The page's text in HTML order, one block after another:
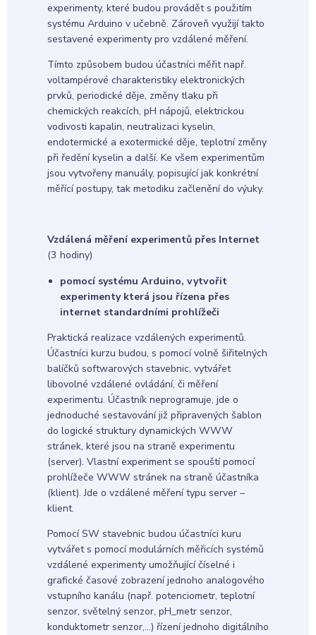
experimenty, které budou provádět s použitím
systému Arduino v učebně. Zároveň využijí takto
sestavené experimenty pro vzdálené měření.
Tímto způsobem budou účastníci měřit např.
voltampérové charakteristiky elektronických
prvků, periodické děje, změny tlaku při
chemických reakcích, pH nápojů, elektrickou
vodivosti kapalin, neutralizaci kyselin,
endotermické a exotermické děje, teplotní změny
při ředění kyselin a další. Ke všem experimentům
jsou vytvořeny manuály, popisující jak konkrétní
měřící postupy, tak metodiku začlenění do výuky.
Vzdálená měření experimentů přes Internet
(3 hodiny)
pomocí systému Arduino, vytvořit
experimenty která jsou řízena přes
internet standardními prohlížeči
Praktická realizace vzdálených experimentů.
Účastníci kurzu budou, s pomocí volně šiřitelných
balíčků softwarových stavebnic, vytvářet
libovolné vzdálené ovládání, či měření
experimentu. Účastník neprogramuje, jde o
jednoduché sestavování již připravených šablon
do logické struktury dynamických WWW
stránek, které jsou na straně experimentu
(server). Vlastní experiment se spouští pomocí
prohlížeče WWW stránek na straně účastníka
(klient). Jde o vzdálené měření typu server –
klient.
Pomocí SW stavebnic budou účastníci kuru
vytvářet s pomocí modulárních měřicích systémů
vzdálené experimenty umožňující číselné i
grafické časové zobrazení jednoho analogového
vstupního kanálu (např. potenciometr, teplotní
senzor, světelný senzor, pH_metr senzor,
konduktometr senzor,…) řízení jednoho digitálního